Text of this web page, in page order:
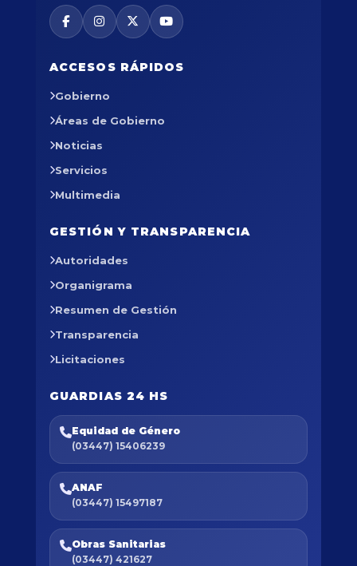
ACCESOS RÁPIDOS
Gobierno
Áreas de Gobierno
Noticias
Servicios
Multimedia
GESTIÓN Y TRANSPARENCIA
Autoridades
Organigrama
Resumen de Gestión
Transparencia
Licitaciones
GUARDIAS 24 HS
Equidad de Género
(03447) 15406239
ANAF
(03447) 15497187
Obras Sanitarias
(03447) 421627